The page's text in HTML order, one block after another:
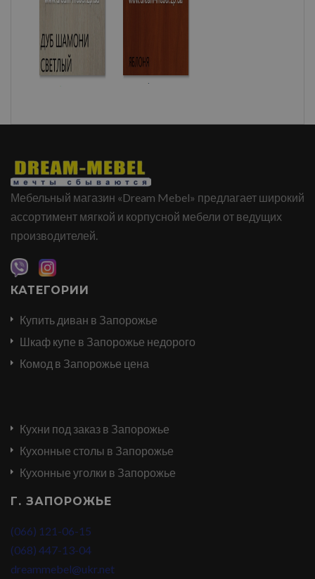
Мебельный магазин «Dream Mebel» предлагает широкий
ассортимент мягкой и корпусной мебели от ведущих
производителей.
КАТЕГОРИИ
Купить диван в Запорожье
Шкаф купе в Запорожье недорого
Комод в Запорожье цена
Кухни под заказ в Запорожье
Кухонные столы в Запорожье
Кухонные уголки в Запорожье
Г. ЗАПОРОЖЬЕ
(066) 121-06-15
(068) 447-13-04
dreammebel@ukr.net